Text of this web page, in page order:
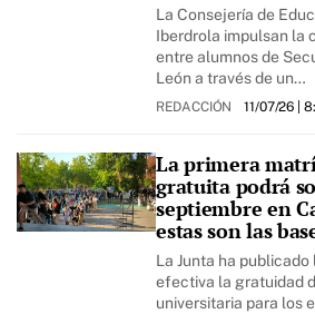
La Consejería de
Iberdrola impulsan la
entre alumnos de
León a través de un…
REDACCIÓN 11/07/26 |
La primera
gratuita podrá
septiembre en
estas son las
La Junta ha
efectiva la gratuidad
universitaria para los